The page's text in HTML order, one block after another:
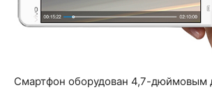
Смартфон оборудован 4,7-дюймовым